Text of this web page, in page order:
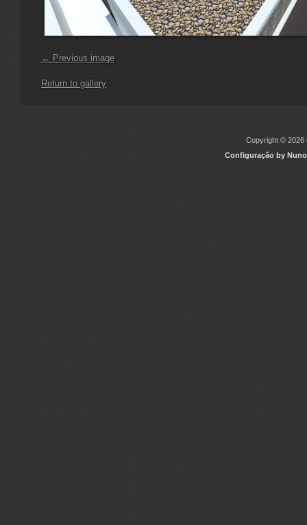
← Previous image
Return to gallery
Copyright © 2026
Configuração by